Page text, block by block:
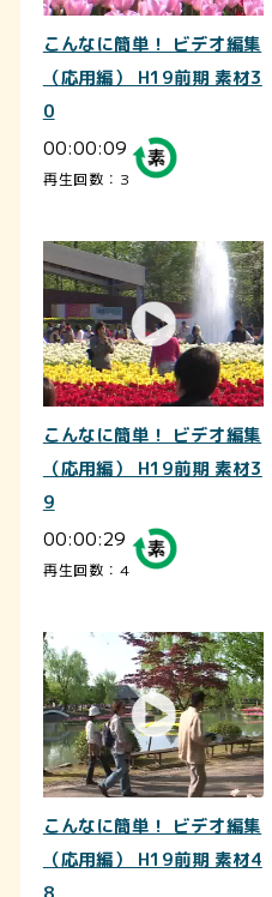
こんなに簡単！ ビデオ編集
（応用編） H19前期 素材3
0
00:00:09
再生回数：3
こんなに簡単！ ビデオ編集
（応用編） H19前期 素材3
9
00:00:29
再生回数：4
こんなに簡単！ ビデオ編集
（応用編） H19前期 素材4